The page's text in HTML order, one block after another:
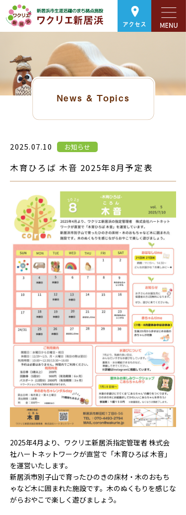
アクセス
News & Topics
2025.07.10 お知らせ
木育ひろば 木音 2025年8月予定表
2025年4月より、ワクリエ新居浜指定管理者 株式会
社ハートネットワークが直営で「木育ひろば 木音」
を運営いたします。
新居浜市別子山で育ったひのきの床材・木のおもち
ゃなど木に囲まれた施設です。木のぬくもりを感じな
がらおやこで楽しく遊びましょう。